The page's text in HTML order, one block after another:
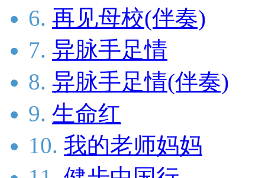
6. 再见母校(伴奏)
7. 异脉手足情
8. 异脉手足情(伴奏)
9. 生命红
10. 我的老师妈妈